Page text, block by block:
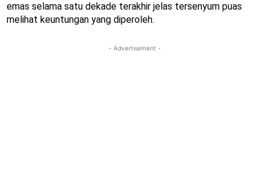
emas selama satu dekade terakhir jelas tersenyum puas
melihat keuntungan yang diperoleh.
- Advertisement -